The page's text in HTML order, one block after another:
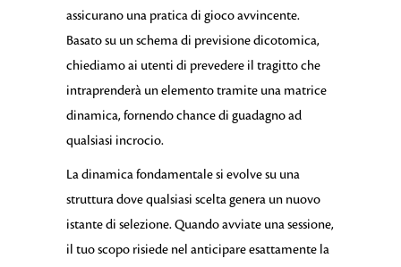
assicurano una pratica di gioco avvincente.
Basato su un schema di previsione dicotomica,
chiediamo ai utenti di prevedere il tragitto che
intraprenderà un elemento tramite una matrice
dinamica, fornendo chance di guadagno ad
qualsiasi incrocio.
La dinamica fondamentale si evolve su una
struttura dove qualsiasi scelta genera un nuovo
istante di selezione. Quando avviate una sessione,
il tuo scopo risiede nel anticipare esattamente la